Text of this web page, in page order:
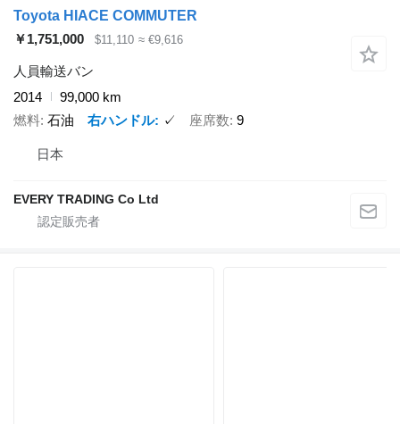
Toyota HIACE COMMUTER
￥1,751,000
$11,110 ≈ €9,616
人員輸送バン
2014
99,000 km
燃料 石油 右ハンドル ✓ 座席数 9
日本
EVERY TRADING Co Ltd